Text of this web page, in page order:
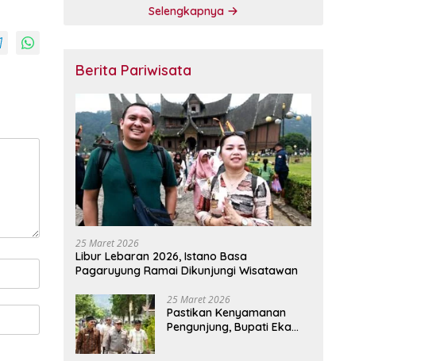
Selengkapnya
Berita Pariwisata
25 Maret 2026
Libur Lebaran 2026, Istano Basa
Pagaruyung Ramai Dikunjungi Wisatawan
25 Maret 2026
Pastikan Kenyamanan
Pengunjung, Bupati Eka